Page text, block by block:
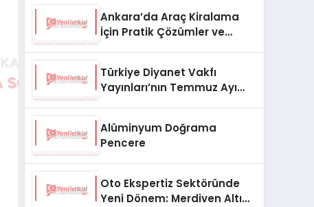
Ankara’da Araç Kiralama
İçin Pratik Çözümler ve
Türkiye Diyanet Vakfı
Yayınları’nın Temmuz Ayı
Alüminyum Doğrama
Pencere
Oto Ekspertiz Sektöründe
Yeni Dönem: Merdiven Altı